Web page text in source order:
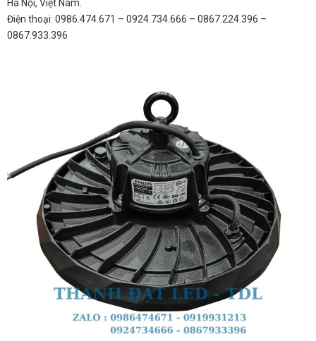
Hà Nội, Việt Nam.
Điện thoại: 0986.474.671 – 0924.734.666 – 0867.224.396 –
0867.933.396